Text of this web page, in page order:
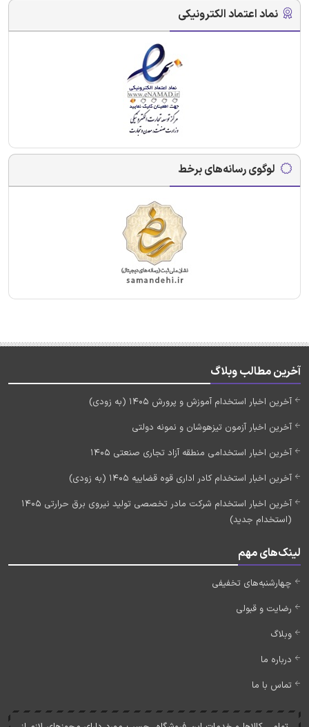
نماد اعتماد الکترونیکی
لوگوی رسانه‌های برخط
آخرین مطالب وبلاگ
آخرین اخبار استخدام آموزش و پرورش 1405 (به زودی)
آخرین اخبار آزمون تیزهوشان و نمونه دولتی
آخرین اخبار استخدامی منطقه آزاد تجاری صنعتی 1405
آخرین اخبار استخدام کادر اداری قوه قضاییه 1405 (به زودی)
آخرین اخبار استخدام شرکت مادر تخصصی تولید نیروی برق حرارتی 1405
(استخدام جدید)
لینک‌های مهم
چهارشنبه‌های تخفیفی
رضایت و قبولی
وبلاگ
درباره ما
تماس با ما